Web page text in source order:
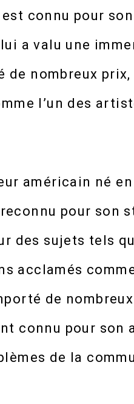
est connu pour
a valu une
nombreux prix,
l’un des
américain né
pour son
des sujets tels
acclamés
de
connu pour son
de la